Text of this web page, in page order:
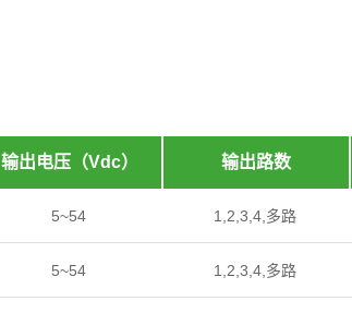
输出电压（Vdc） 输出路数
5~54 1,2,3,4,多路
5~54 1,2,3,4,多路